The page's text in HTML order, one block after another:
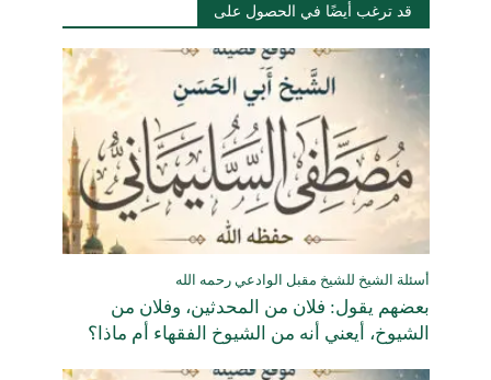
قد ترغب أيضًا في الحصول على
أسئلة الشيخ للشيخ مقبل الوادعي رحمه الله
بعضهم يقول: فلان من المحدثين، وفلان من
الشيوخ، أيعني أنه من الشيوخ الفقهاء أم ماذا؟